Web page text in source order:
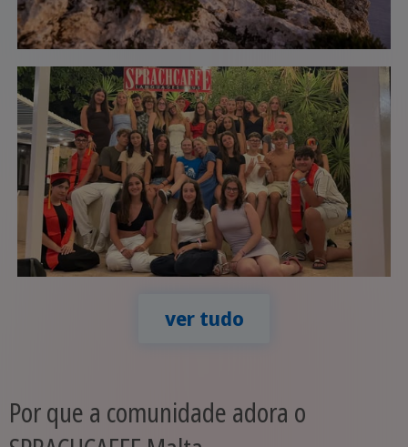
ver tudo
Por que a comunidade adora o